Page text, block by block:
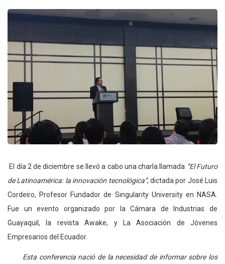
El día 2 de diciembre se llevó a cabo una charla llamada “El Futuro
de Latinoamérica: la innovación tecnológica”, dictada por José Luis
Cordeiro, Profesor Fundador de Singularity University en NASA.
Fue un evento organizado por la Cámara de Industrias de
Guayaquil, la revista Awake, y La Asociación de Jóvenes
Empresarios del Ecuador.
Esta conferencia nació de la necesidad de informar sobre los